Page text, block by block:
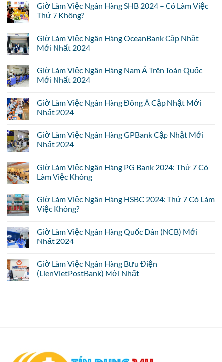
Giờ Làm Việc Ngân Hàng SHB 2024 – Có Làm Việc
Thứ 7 Không?
Giờ Làm Việc Ngân Hàng OceanBank Cập Nhật
Mới Nhất 2024
Giờ Làm Việc Ngân Hàng Nam Á Trên Toàn Quốc
Mới Nhất 2024
Giờ Làm Việc Ngân Hàng Đông Á Cập Nhật Mới
Nhất 2024
Giờ Làm Việc Ngân Hàng GPBank Cập Nhật Mới
Nhất 2024
Giờ Làm Việc Ngân Hàng PG Bank 2024: Thứ 7 Có
Làm Việc Không
Giờ Làm Việc Ngân Hàng HSBC 2024: Thứ 7 Có Làm
Việc Không?
Giờ Làm Việc Ngân Hàng Quốc Dân (NCB) Mới
Nhất 2024
Giờ Làm Việc Ngân Hàng Bưu Điện
(LienVietPostBank) Mới Nhất